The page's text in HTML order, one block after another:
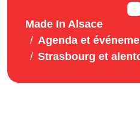
Made In Alsace
Agenda et
Strasbourg et